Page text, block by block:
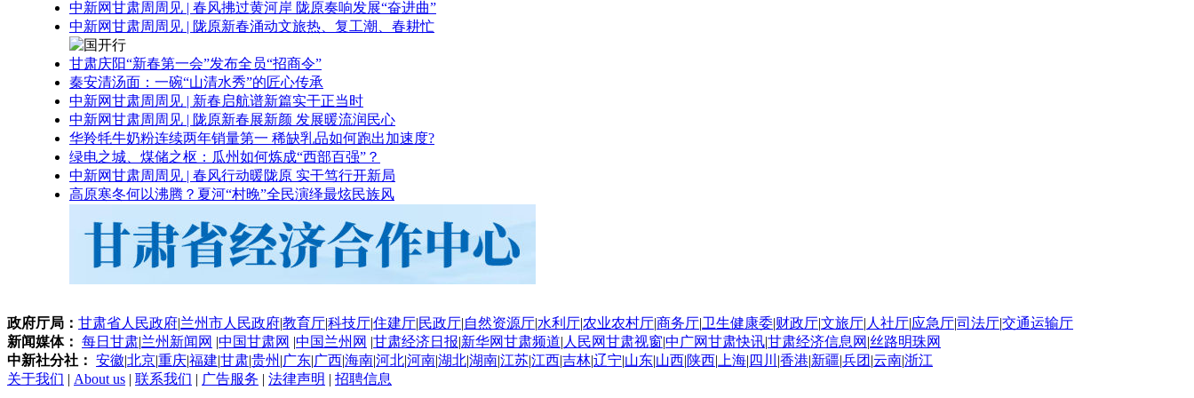
中新网甘肃周周见 | 春风拂过黄河岸 陇原奏响发展“奋进曲”
中新网甘肃周周见 | 陇原新春涌动文旅热、复工潮、春耕忙
甘肃庆阳“新春第一会”发布全员“招商令”
秦安清汤面：一碗“山清水秀”的匠心传承
中新网甘肃周周见 | 新春启航谱新篇实干正当时
中新网甘肃周周见 | 陇原新春展新颜 发展暖流润民心
华羚牦牛奶粉连续两年销量第一 稀缺乳品如何跑出加速度?
绿电之城、煤储之枢：瓜州如何炼成“西部百强”？
中新网甘肃周周见 | 春风行动暖陇原 实干笃行开新局
高原寒冬何以沸腾？夏河“村晚”全民演绎最炫民族风
政府厅局： 甘肃省人民政府|兰州市人民政府|教育厅|科技厅|住建厅|民政厅|自然资源厅|水利厅|农业农村厅|商务厅|卫生健康委|财政厅|文旅厅| 人社厅|应急厅|司法厅|交通运输厅
新闻媒体： 每日甘肃|兰州新闻网 |中国甘肃网 |中国兰州网 |甘肃经济日报|新华网甘肃频道| 人民网甘肃视窗|中广网甘肃快讯|甘肃经济信息网 |丝路明珠网
中新社分社： 安徽|北京|重庆|福建|甘肃|贵州 |广东|广西|海南|河北|河南|湖北|湖南|江苏|江西|吉林|辽宁|山东|山西|陕西| 上海| 四川 |香港|新疆|兵团 |云南|浙江
关于我们 | About us | 联系我们 | 广告服务 | 法律声明 | 招聘信息